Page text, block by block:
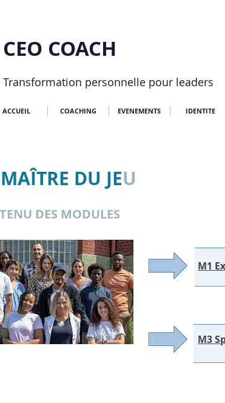
CEO COACH​
Transformation personnelle pour leaders
ACCUEIL COACHING EVENEMENTS IDENTITE
DU JEU
DES MODULES
M1
M3